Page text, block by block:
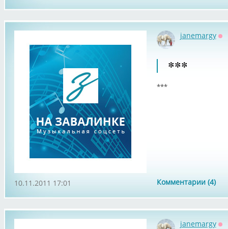
janemargy
***
***
Комментарии (4)
10.11.2011 17:01
janemargy